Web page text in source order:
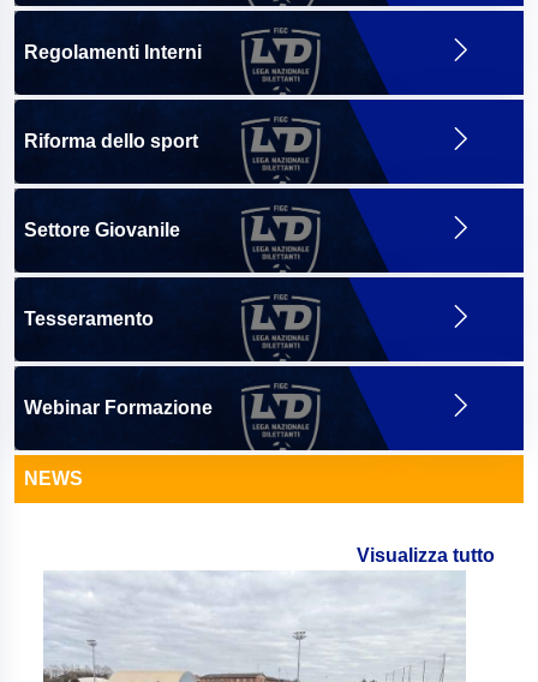
Regolamenti Interni
Riforma dello sport
Settore Giovanile
Tesseramento
Webinar Formazione
NEWS
Visualizza tutto